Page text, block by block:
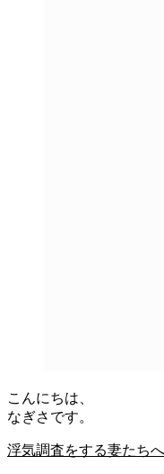
こんにちは、
なぎさです。
浮気調査をする妻たちへ